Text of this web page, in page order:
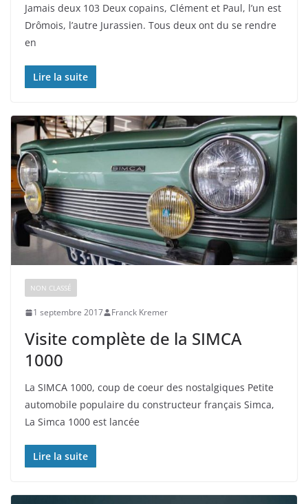
Jamais deux 103 Deux copains, Clément et Paul, l’un est
Drômois, l’autre Jurassien. Tous deux ont du se rendre
en
Lire la suite
NON CLASSÉ
1 septembre 2017 Franck Kremer
Visite complète de la SIMCA
1000
La SIMCA 1000, coup de coeur des nostalgiques Petite
automobile populaire du constructeur français Simca,
La Simca 1000 est lancée
Lire la suite